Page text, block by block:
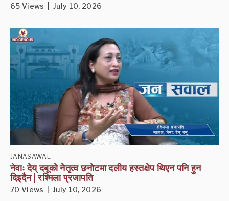
65 Views | July 10, 2026
JANASAWAL
नेवाः देय् दबूको नेतृत्व छनोटमा दलीय हस्तक्षेप थिएन पनि हुन
दिइदैन | रश्मिला प्रजापति
70 Views | July 10, 2026